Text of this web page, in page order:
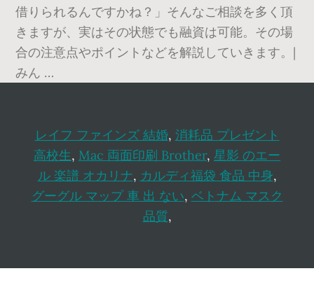
借りられるんですかね？」そんなご相談を多く頂
きますが、実はその状態でも融資は可能。その場
合の注意点やポイントなどを解説していきます。|
みん …
レイフ ファインズ 結婚, 消耗品 プレゼント
高校生, Mac 両面印刷 Brother, 星影 のエー
ル 楽譜 オカリナ, カルディ福袋 食品 中身,
グーグル マップ 車 出 ない, ベトナム マスク
品質,